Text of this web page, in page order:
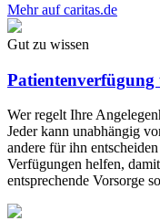
Mehr auf caritas.de
Gut zu wissen
Wer regelt Ihre
Jeder kann unabhängig
andere für ihn
Verfügungen helfen,
entsprechende Vorsorge